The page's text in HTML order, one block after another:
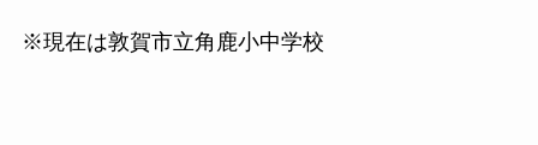
※現在は敦賀市立角鹿小中学校